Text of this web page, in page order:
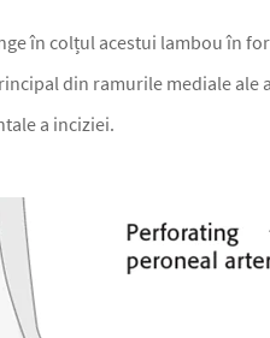
în colțul acestui lambou în
din ramurile mediale ale
a inciziei.